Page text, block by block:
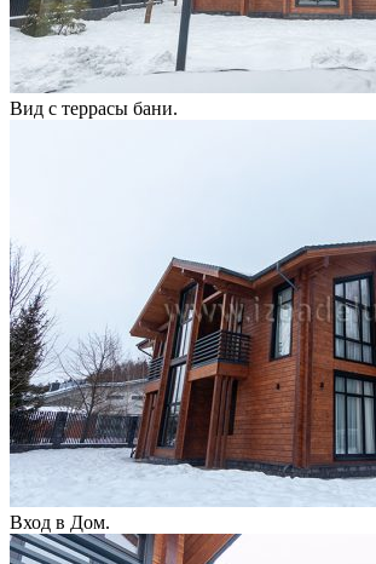
Вид с террасы бани.
Вход в Дом.